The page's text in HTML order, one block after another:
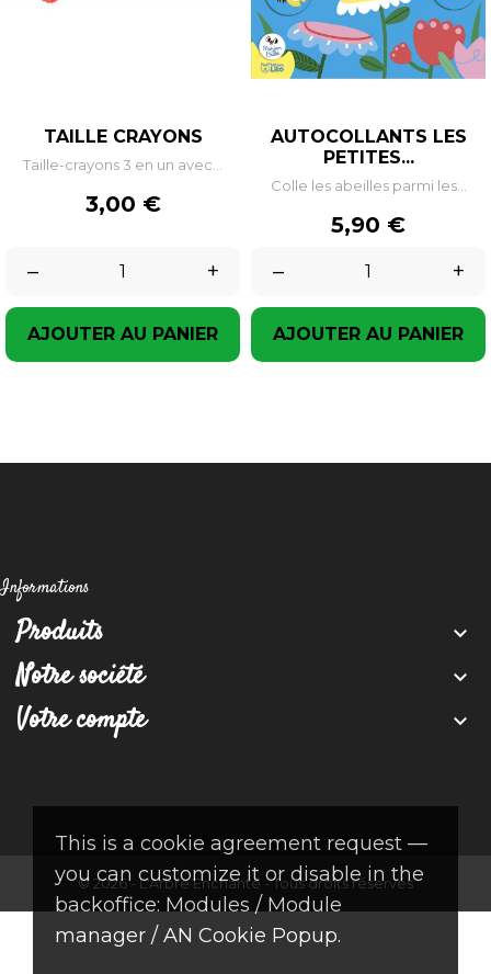
This is a cookie agreement request —
you can customize it or disable in the
backoffice: Modules / Module
manager / AN Cookie Popup.
TAILLE CRAYONS
Taille-crayons 3 en un avec...
Prix
3,00 €
– +
AJOUTER AU PANIER
AUTOCOLLANTS LES
PETITES...
Colle les abeilles parmi les...
Prix
5,90 €
–
+
AJOUTER AU PANIER
Informations
Produits 
Notre société 
Votre compte 
© 2026 - L'Arbre Enchanté - Tous droits réservés